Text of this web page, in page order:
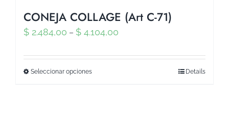
CONEJA COLLAGE (Art C-71)
$ 2.484,00 – $ 4.104,00
Seleccionar opciones Details